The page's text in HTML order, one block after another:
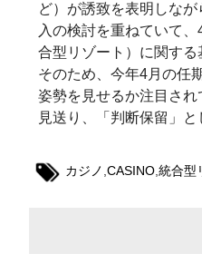
ど）が誘致を表明しな
入の検討を重ねていて
合型リゾート）に関する
そのため、今年4月の任
姿勢を見せるか注目さ
見送り、「判断保留」と
カジノ ,CASINO,統合型